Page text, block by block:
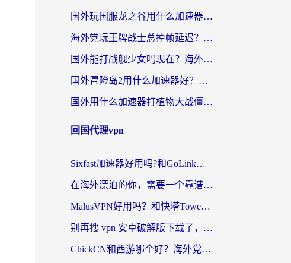
国外玩国服龙之谷用什么加速器最好？一份给海外游子的终极指南
海外党玩王牌战士总掉帧延迟？这份王牌战士延迟加速器终极指南救你命
国外能打战舰少女吗现在？海外玩家的国服游戏加速终极指南
国外冒险岛2用什么加速器好？海外党国服游戏畅玩全攻略（附鸣潮哈利波特加速技巧）
国外用什么加速器打植物大战僵尸好？海外党国服游戏加速终极指南
回国代理vpn
Sixfast加速器好用吗?和GoLink加速器对比哪个回国效果更好?海外党亲测实用指南
在海外漂泊的你，需要一个靠谱的“回国机场”
MalusVPN好用吗？和快塔TowerFastVPN对比哪个回国效果更好？海外党亲测实用指南
别再搜 vpn 安卓破解版下载了，海外党回国上网的正确姿势在这里
ChickCN和西游哪个好？海外党2026亲测回国加速器选择指南（附expressvpn中国对比）